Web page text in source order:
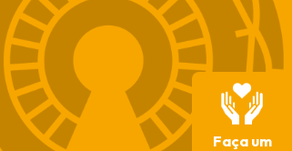
Faça um